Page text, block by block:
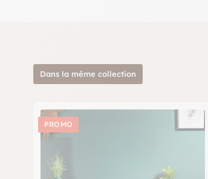
Dans la même collection
PROMO